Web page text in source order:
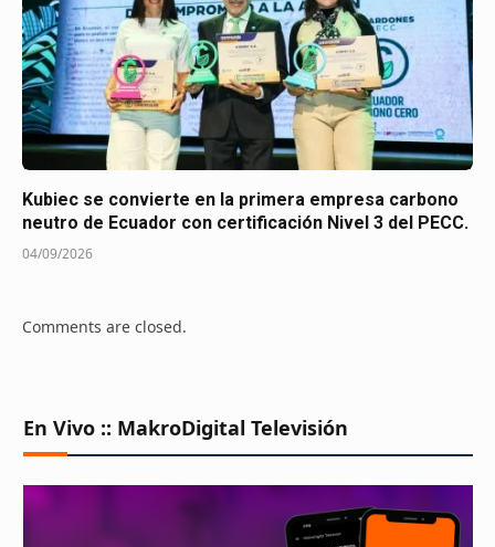
Kubiec se convierte en la primera empresa carbono
neutro de Ecuador con certificación Nivel 3 del PECC.
04/09/2026
Comments are closed.
En Vivo :: MakroDigital Televisión